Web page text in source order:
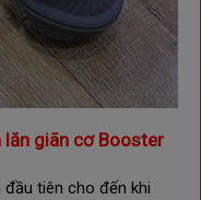
giãn cơ Booster
tiên cho đến khi